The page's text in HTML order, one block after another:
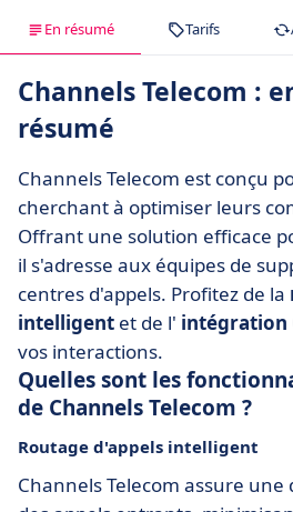
En résumé Tarifs
Channels Telecom :
résumé
Channels Telecom est conçu
cherchant à optimiser leurs
Offrant une solution efficace
il s'adresse aux équipes de
centres d'appels. Profitez de la
intelligent et de l' intégration
vos interactions.
Quelles sont les
de Channels Telecom ?
Routage d'appels intelligent
Channels Telecom assure